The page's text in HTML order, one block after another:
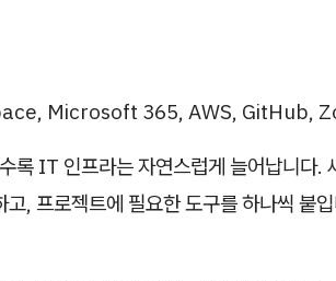
Microsoft 365, AWS, GitHub,
록 IT 인프라는 자연스럽게 늘어납니다.
고, 프로젝트에 필요한 도구를 하나씩 붙